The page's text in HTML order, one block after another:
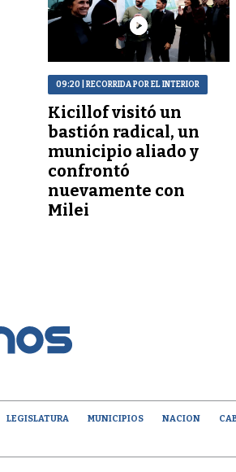
09:20 | RECORRIDA POR EL INTERIOR
Kicillof visitó un
bastión radical, un
municipio aliado y
confrontó
nuevamente con
Milei
LEGISLATURA MUNICIPIOS NACION